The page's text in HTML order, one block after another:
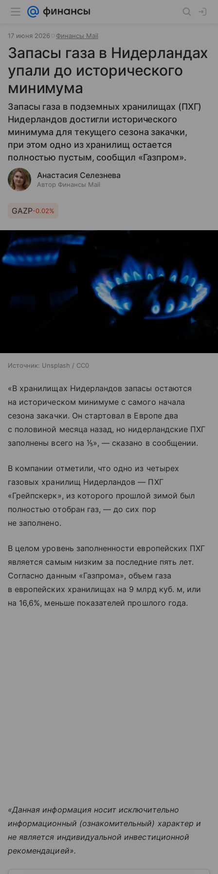
17 июня 2026 Финансы Mail
Запасы газа в Нидерландах
упали до исторического
минимума
Запасы газа в подземных хранилищах (ПХГ)
Нидерландов достигли исторического
минимума для текущего сезона закачки,
при этом одно из хранилищ остается
полностью пустым, сообщил «Газпром».
Анастасия Селезнева
Автор Финансы Mail
GAZP-0.02%
Источник: Unsplash / CC0
«В хранилищах Нидерландов запасы остаются
на историческом минимуме с самого начала
сезона закачки. Он стартовал в Европе два
с половиной месяца назад, но нидерландские ПХГ
заполнены всего на ⅕», — сказано в сообщении.
В компании отметили, что одно из четырех
газовых хранилищ Нидерландов — ПХГ
«Грейпскерк», из которого прошлой зимой был
полностью отобран газ, — до сих пор
не заполнено.
В целом уровень заполненности европейских ПХГ
является самым низким за последние пять лет.
Согласно данным «Газпрома», объем газа
в европейских хранилищах на 9 млрд куб. м, или
на 16,6%, меньше показателей прошлого года.
«Данная информация носит исключительно
информационный (ознакомительный) характер и
не является индивидуальной инвестиционной
рекомендацией».